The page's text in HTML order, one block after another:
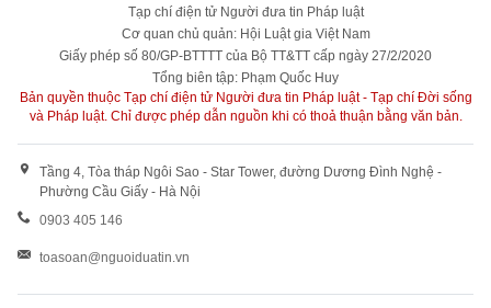
Tạp chí điện tử Người đưa tin Pháp luật
Cơ quan chủ quản: Hội Luật gia Việt Nam
Giấy phép số 80/GP-BTTTT của Bộ TT&TT cấp ngày 27/2/2020
Tổng biên tập: Phạm Quốc Huy
Bản quyền thuộc Tạp chí điện tử Người đưa tin Pháp luật - Tạp chí Đời sống
và Pháp luật. Chỉ được phép dẫn nguồn khi có thoả thuận bằng văn bản.
Tầng 4, Tòa tháp Ngôi Sao - Star Tower, đường Dương Đình Nghệ -
Phường Cầu Giấy - Hà Nội
0903 405 146
toasoan@nguoiduatin.vn